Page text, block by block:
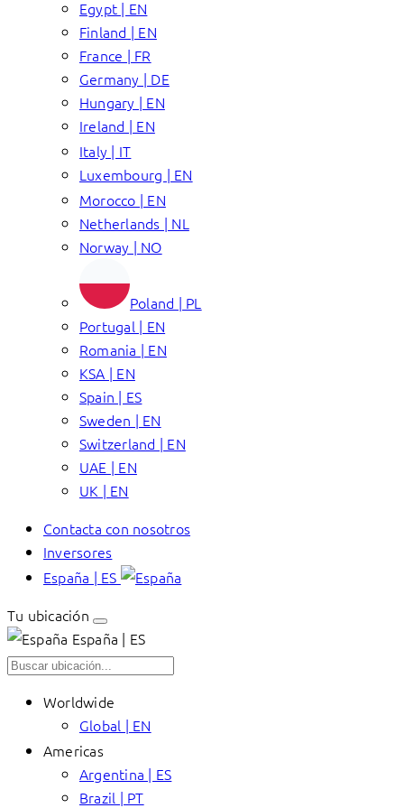
Egypt | EN
Finland | EN
France | FR
Germany | DE
Hungary | EN
Ireland | EN
Italy | IT
Luxembourg | EN
Morocco | EN
Netherlands | NL
Norway | NO
Poland | PL
Portugal | EN
Romania | EN
KSA | EN
Spain | ES
Sweden | EN
Switzerland | EN
UAE | EN
UK | EN
Contacta con nosotros
Inversores
España | ES
Tu ubicación
España | ES
Worldwide
Global | EN
Americas
Argentina | ES
Brazil | PT